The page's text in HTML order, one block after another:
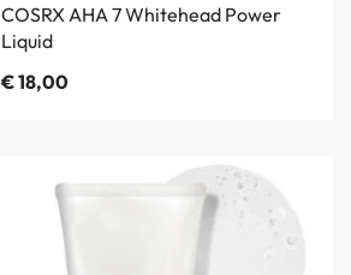
COSRX AHA 7 Whitehead Power
Liquid
€18,00